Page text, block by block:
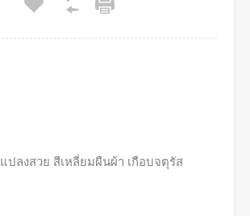
ลงสวย สีเหลี่ยมผืนผ้า เกือบจตุรัส